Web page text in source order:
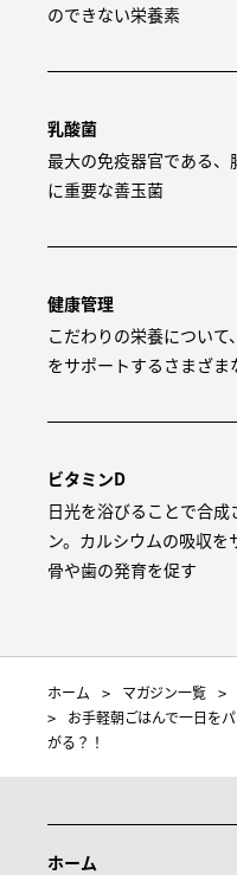
のできない栄養素
乳酸菌
最大の免疫器官である、
に重要な善玉菌
健康管理
こだわりの栄養について
をサポートするさまざま
ビタミンD
日光を浴びることで合成
ン。カルシウムの吸収を
骨や歯の発育を促す
ホーム マガジン一覧
お手軽朝ごはんで一日を
がる？！
ホーム